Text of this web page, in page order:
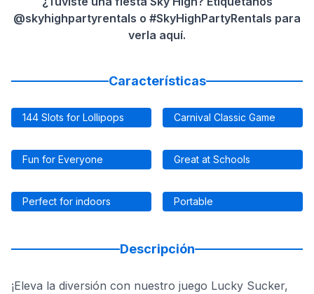
@skyhighpartyrentals o #SkyHighPartyRentals para
verla aquí.
Características
144 Slots for Lollipops Carnival Classic Game
Fun for Everyone Great at Schools
Perfect for indoors Portable
Descripción
¡Eleva la diversión con nuestro juego Lucky Sucker,